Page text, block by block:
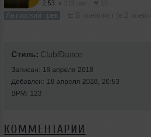
2:53
Авторский трек
Стиль: Club/Dance
Записан: 18 апреля 2018
Добавлен: 18 апреля 2018, 20:53
BPM: 123
КОММЕНТАРИИ